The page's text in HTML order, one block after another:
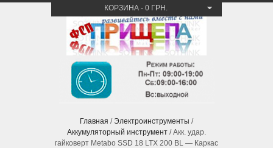
КОРЗИНА - 0 ГРН.
Главная /Электроинструменты /
Аккумуляторный инструмент / Акк. удар.
гайковерт Metabo SSD 18 LTX 200 BL — Каркас